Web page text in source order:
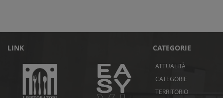
LINK CATEGORIE
ATTUALITÀ
CATEGORIE
TERRITORIO